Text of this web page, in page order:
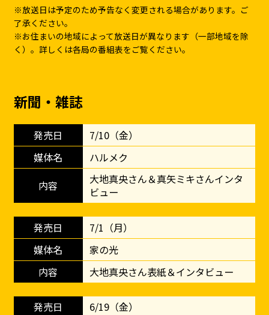
※放送日は予定のため予告なく変更される場合があります。ご
了承ください。
※お住まいの地域によって放送日が異なります（一部地域を除
く）。詳しくは各局の番組表をご覧ください。
新聞・雑誌
7/10（金）
ハルメク
大地真央さん＆真矢ミキさんインタ
ビュー
7/1（月）
家の光
大地真央さん表紙＆インタビュー
6/19（金）